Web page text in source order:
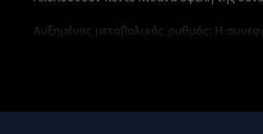
Αυξημένος μεταβολικός ρυθμός: Η